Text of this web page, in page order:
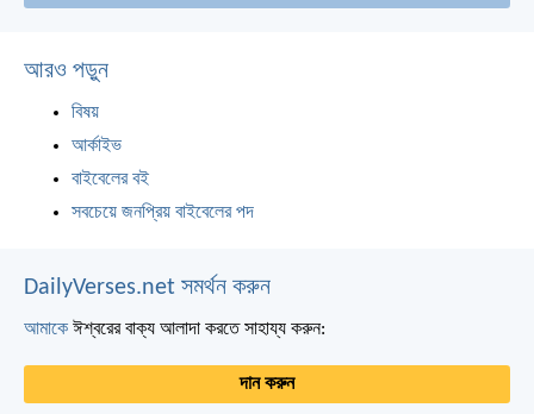
আরও পড়ুন
বিষয়
আর্কাইভ
বাইবেলের বই
সবচেয়ে জনপ্রিয় বাইবেলের পদ
DailyVerses.net সমর্থন করুন
আমাকে ঈশ্বরের বাক্য আলাদা করতে সাহায্য করুন:
দান করুন